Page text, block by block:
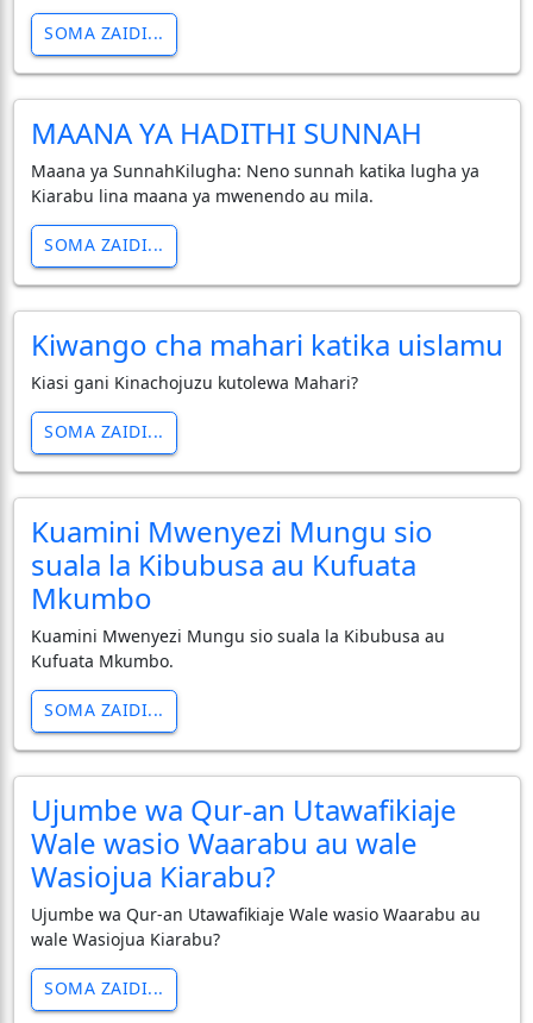
SOMA ZAIDI...
MAANA YA HADITHI SUNNAH
Maana ya SunnahKilugha: Neno sunnah katika lugha ya
Kiarabu lina maana ya mwenendo au mila.
SOMA ZAIDI...
Kiwango cha mahari katika uislamu
Kiasi gani Kinachojuzu kutolewa Mahari?
SOMA ZAIDI...
Kuamini Mwenyezi Mungu sio
suala la Kibubusa au Kufuata
Mkumbo
Kuamini Mwenyezi Mungu sio suala la Kibubusa au
Kufuata Mkumbo.
SOMA ZAIDI...
Ujumbe wa Qur-an Utawafikiaje
Wale wasio Waarabu au wale
Wasiojua Kiarabu?
Ujumbe wa Qur-an Utawafikiaje Wale wasio Waarabu au
wale Wasiojua Kiarabu?
SOMA ZAIDI...